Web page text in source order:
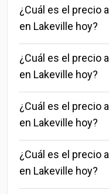
¿Cuál es el precio
en Lakeville hoy?
¿Cuál es el precio
en Lakeville hoy?
¿Cuál es el precio
en Lakeville hoy?
¿Cuál es el precio
en Lakeville hoy?